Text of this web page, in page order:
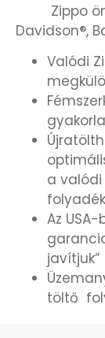
Zippo
Davidson®,
Valódi
a
Az
javítjuk”
töltő
GUESS
HÁLÓZATI
HOLLÓHÁZI
ICE WATCH
KENNETH
LORUS